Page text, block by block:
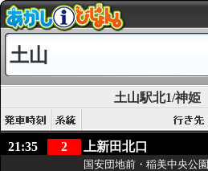
土山
土山駅北1/神姫
21:35 2 上新田北口
国安団地前・稲美中央公園